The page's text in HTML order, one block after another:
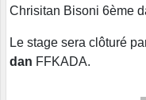
Chrisitan Bisoni 6ème
Le stage sera clôturé
dan FFKADA.